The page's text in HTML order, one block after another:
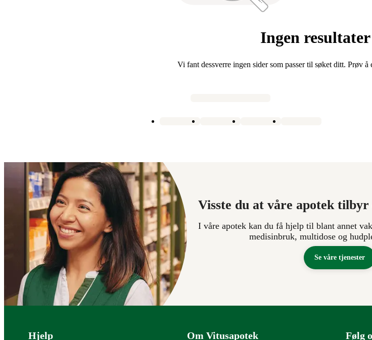
Ingen
Vi fant dessverre ingen sider som passer til søket ditt. Prøv å
Visste du at våre apotek
I våre apotek kan du få hjelp til blant annet
medisinbruk, multidose og
Se våre tjenester
Bunntekst
Hjelp Om Vitusapotek Følg